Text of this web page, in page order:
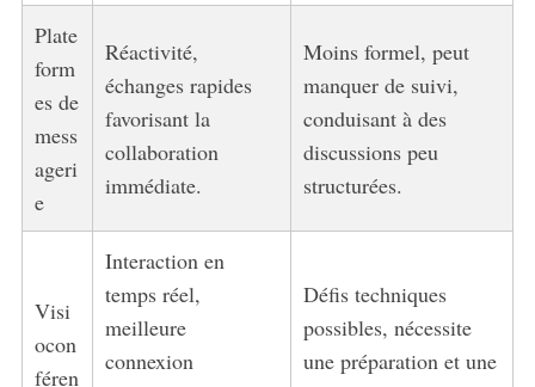
Plate
form
es de
mess
ageri
e
Réactivité,
échanges rapides
favorisant la
collaboration
immédiate.
Moins formel, peut
manquer de suivi,
conduisant à des
discussions peu
structurées.
Visi
ocon
féren
Interaction en
temps réel,
meilleure
connexion
Défis techniques
possibles, nécessite
une préparation et une